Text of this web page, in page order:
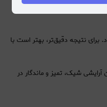
نتیجه دقیق‌تر، بهتر است با
شیک، تمیز و ماندگار در